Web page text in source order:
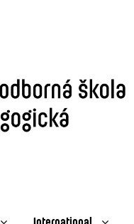
International